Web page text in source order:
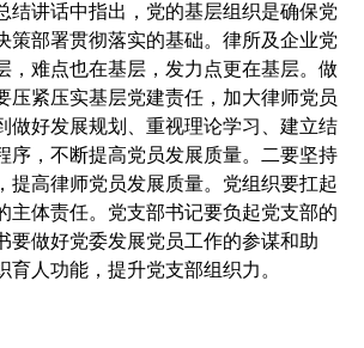
结讲话中指出，党的基层组织是确保党
策部署贯彻落实的基础。律所及企业党
，难点也在基层，发力点更在基层。做
压紧压实基层党建责任，加大律师党员
做好发展规划、重视理论学习、建立结
序，不断提高党员发展质量。二要坚持
提高律师党员发展质量。党组织要扛起
主体责任。党支部书记要负起党支部的
要做好党委发展党员工作的参谋和助
育人功能，提升党支部组织力。